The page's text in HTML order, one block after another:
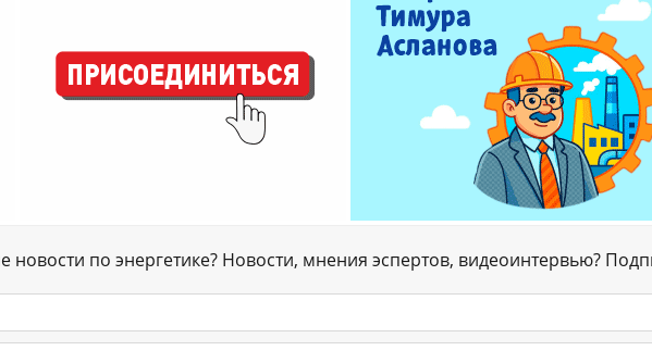
новости по энергетике? Новости, мнения эспертов, видеоинтервью?